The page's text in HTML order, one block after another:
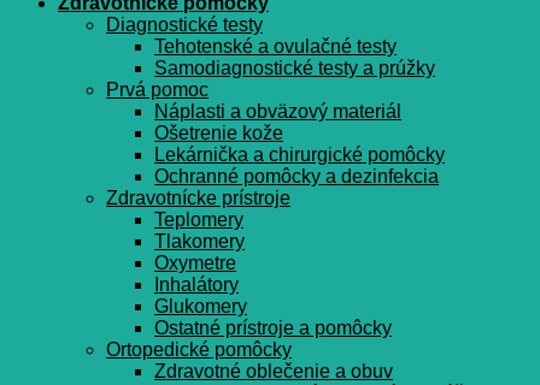
Diagnostické testy
Tehotenské a ovulačné testy
Samodiagnostické testy a prúžky
Prvá pomoc
Náplasti a obväzový materiál
Ošetrenie kože
Lekárnička a chirurgické pomôcky
Ochranné pomôcky a dezinfekcia
Zdravotnícke prístroje
Teplomery
Tlakomery
Oxymetre
Inhalátory
Glukomery
Ostatné prístroje a pomôcky
Ortopedické pomôcky
Zdravotné oblečenie a obuv